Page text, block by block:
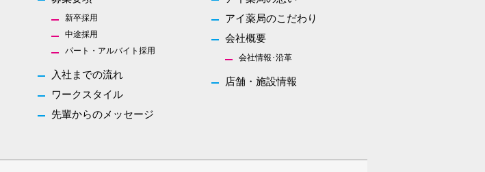
新卒採用
中途採用
パート・アルバイト採用
入社までの流れ
ワークスタイル
先輩からのメッセージ
アイ薬局のこだわり
会社概要
会社情報･沿革
店舗・施設情報